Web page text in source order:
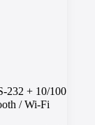
232 + 10/100
/ Wi-Fi